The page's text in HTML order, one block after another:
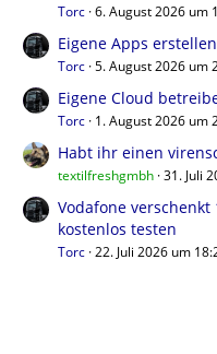
Torc 6. August 2026 um
Eigene Apps erstellen
Torc 5. August 2026 um
Eigene Cloud
Torc 1. August 2026 um
Habt ihr einen
textilfreshgmbh 31. Juli
Vodafone verschenkt
kostenlos testen
Torc 22. Juli 2026 um